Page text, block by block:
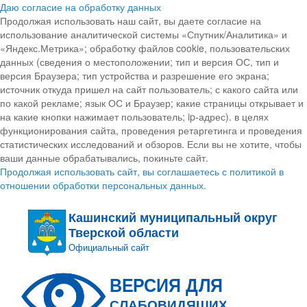
Даю согласие на обработку данных
Продолжая использовать наш сайт, вы даете согласие на
использование аналитической системы «Спутник/Аналитика» и
«Яндекс.Метрика»; обработку файлов cookie, пользовательских
данных (сведения о местоположении; тип и версия ОС, тип и
версия Браузера; тип устройства и разрешение его экрана;
источник откуда пришел на сайт пользователь; с какого сайта или
по какой рекламе; язык ОС и Браузер; какие страницы открывает и
на какие кнопки нажимает пользователь; ip-адрес). в целях
функционирования сайта, проведения ретаргетинга и проведения
статистических исследований и обзоров. Если вы не хотите, чтобы
ваши данные обрабатывались, покиньте сайт.
Продолжая использовать сайт, вы соглашаетесь с политикой в
отношении обработки персональных данных.